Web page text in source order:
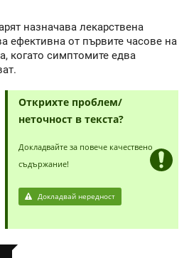
назначава лекарствена
ефективна от първите часове на
когато симптомите едва
Открихте проблем/
неточност в текста?
Докладвайте за повече качествено
съдържание!
Докладвай нередност